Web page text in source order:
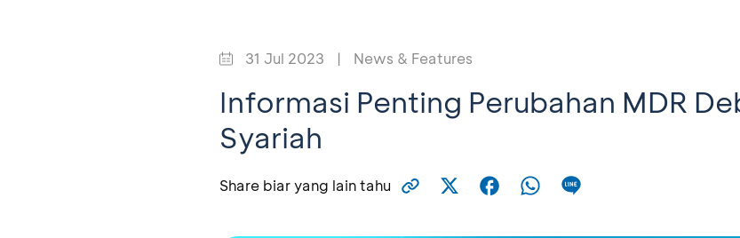
31 Jul 2023 | News & Features
Informasi Penting Perubahan MDR
Syariah
Share biar yang lain tahu